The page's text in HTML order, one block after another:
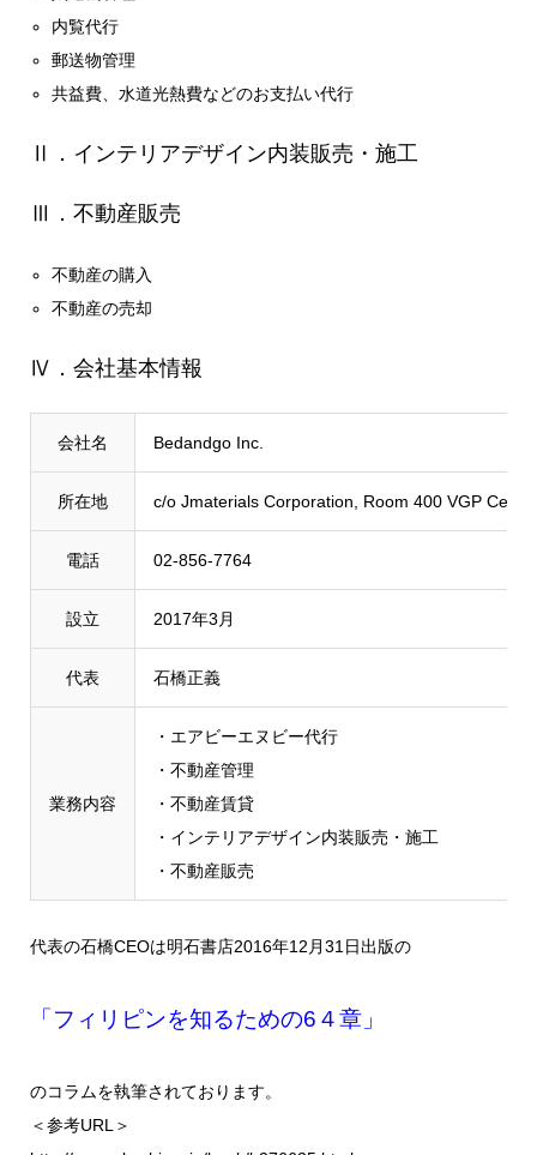
内覧代行
郵送物管理
共益費、水道光熱費などのお支払い代行
Ⅱ．インテリアデザイン内装販売・施工
Ⅲ．不動産販売
不動産の購入
不動産の売却
Ⅳ．会社基本情報
会社名 Bedandgo Inc.
所在地 c/o Jmaterials Corporation, Room 400 VGP
電話 02-856-7764
設立 2017年3月
代表 石橋正義
業務内容
・エアビーエヌビー代行
・不動産管理
・不動産賃貸
・インテリアデザイン内装販売・施工
・不動産販売
代表の石橋CEOは明石書店2016年12月31日出版の
「フィリピンを知るための6４章」
のコラムを執筆されております。
＜参考URL＞